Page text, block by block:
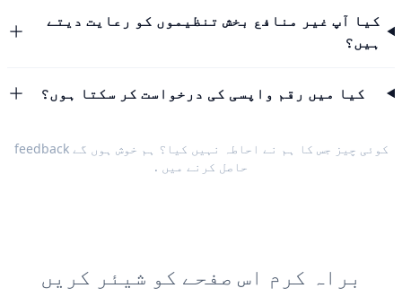
کیا آپ غیر منافع بخش تنظیموں کو رعایت دیتے
ہیں؟
کیا میں رقم واپسی کی درخواست کر سکتا ہوں؟
کوئی چیز جس کا ہم نے احاطہ نہیں کیا؟ ہم خوش ہوں گےfeedback
حاصل کرنے میں .
براہ کرم اس صفحے کو شیئر کریں